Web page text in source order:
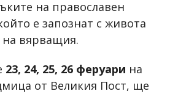
на православен
е запознат с живота
на вярващия.
23, 24, 25, 26 феруари на
от Великия Пост, ще